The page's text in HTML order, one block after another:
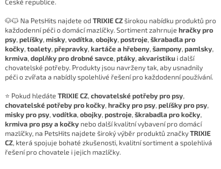
České republice.
🐶🐱 Na PetsHits najdete od TRIXIE CZširokou nabídku produktů pro
každodenní péči o domácí mazlíčky. Sortiment zahrnuje hračky pro
psy, pelíšky, misky, vodítka, obojky, postroje, škrabadla pro
kočky, toalety, přepravky, kartáče a hřebeny, šampony, pamlsky,
krmiva, doplňky pro drobné savce, ptáky, akvaristiku i další
chovatelské potřeby. Produkty jsou navrženy tak, aby usnadnily
péči o zvířata a nabídly spolehlivé řešení pro každodenní používání.
⭐ Pokud hledáte TRIXIE CZ, chovatelské potřeby pro psy,
chovatelské potřeby pro kočky, hračky pro psy, pelíšky pro psy,
misky pro psy, vodítka, obojky, postroje, škrabadla pro kočky,
krmiva pro psy a kočky nebo další kvalitní vybavení pro domácí
mazlíčky, na PetsHits najdete široký výběr produktů značkyTRIXIE
CZ, která spojuje bohaté zkušenosti, kvalitní sortiment a spolehlivá
řešení pro chovatele i jejich mazlíčky.